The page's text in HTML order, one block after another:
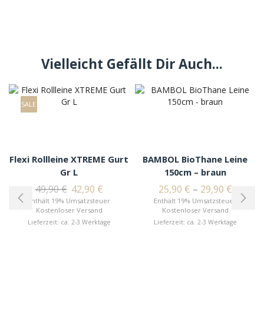
Vielleicht Gefällt Dir Auch...
SALE
Flexi Rollleine XTREME Gurt
Gr L
49,90€ 42,90 €
Enthält 19% Umsatzsteuer
Kostenloser Versand
Lieferzeit: ca. 2-3 Werktage
BAMBOL BioThane Leine
150cm – braun
25,90 € – 29,90 €
Enthält 19% Umsatzsteuer
Kostenloser Versand
Lieferzeit: ca. 2-3 Werktage